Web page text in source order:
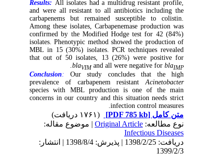
Results:All isolates had a multidrug resistant profile,
and were all resistant to all antibiotics including the
carbapenems but remained susceptible to colistin.
Among these isolates, Carbapenemase production was
confirmed by the Modified Hodge test for 42 (84%)
isolates. Phenotypic method showed the production of
MBL in 15 (30%) isolates. PCR techniques revealed
that out of 50 isolates, 13 (26%) were positive for
blaVIMand all were negative forblaIMP
.
Conclusion
:Our study concludes that the high
prevalence of carbapenem resistantAcinetobacter
species with MBL production is one of the main
concerns in our country and this situation needs strict
infection control measures.
متن کامل[PDF 785 kb]
نوع مطالعه:Original Article| موضوع مقاله:
Infectious Diseases
دریافت: 1398/2/25 | پذیرش: 1398/8/4 | انتشار:
1399/2/3